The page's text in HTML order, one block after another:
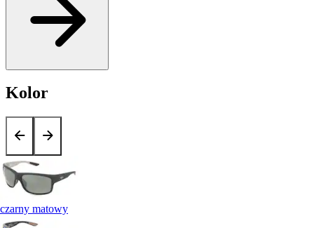
Kolor
czarny matowy